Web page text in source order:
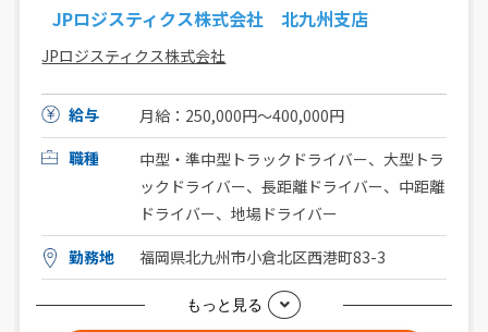
JPロジスティクス株式会社 北九州支店
JPロジスティクス株式会社
給与
月給：250,000円〜400,000円
職種
中型・準中型トラックドライバー、大型トラ
ックドライバー、長距離ドライバー、中距離
ドライバー、地場ドライバー
勤務地
福岡県北九州市小倉北区西港町83-3
もっと見る